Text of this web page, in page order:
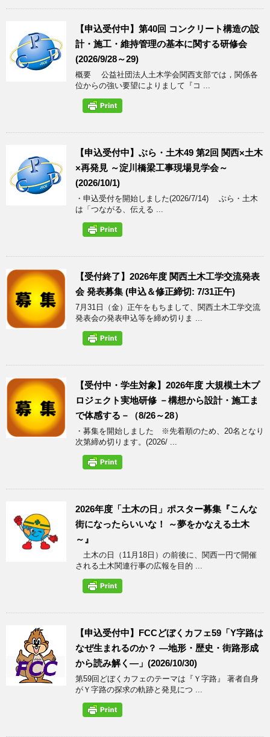
【申込受付中】第40回 コンクリート構造の設
計・施工・維持管理の基本に関する研修会
(2026/9/28～29)
概要 公益社団法人土木学会関西支部では，関係各
位からの強い要望によりまして『コ ...
【申込受付中】ぶら・土木49 第2回 関西×土木
×再発見 ～淀川橋梁工事現場見学会～
(2026/10/1)
・申込受付を開始しました(2026/7/14) ぶら・土木
は「つながる、伝える ...
【受付終了】2026年度 関西土木工学交流発表
会 発表募集 (申込＆修正締切: 7/31正午)
7月31日（金）正午をもちまして、関西土木工学交流
発表会の発表申込等を締め切りま ...
【受付中・学生対象】2026年度 大規模土木プ
ロジェクト実地研修 －構想から設計・施工ま
で体感する－（8/26～28）
・募集を開始しました ※先着順のため、20名となり
次第締め切ります。(2026/ ...
2026年度「土木の日」ポスター募集『こんな
街になったらいいな！ ～夢をかなえる土木
～』
土木の日（11月18日）の前後に、関西一円で開催
される土木関連行事の広報を目的 ...
【申込受付中】FCCどぼくカフェ59「Y字路は
なぜ生まれるのか？ ―地形・歴史・街路形成
から読み解く―」(2026/10/30)
第59回どぼくカフェのテーマは『Ｙ字路』 著者自身
がＹ字路の探求の軌跡と発見につ ...